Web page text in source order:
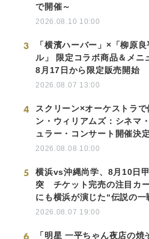
で開催～
2026.08.10 10:00
3
「横濱ハーバー」×「柳原
ル」 限定コラボ商品＆メ
8月17日から限定販売開始
2026.08.07 13:00
4
スクリーン×オーケストラで
ン・ウィリアムズ：シネマ
ュラー・コンサート開催決定
2026.08.08 10:00
5
横浜vs沖縄尚学、8月10日
突 チケット完売の注目カ
にも横浜が演じた“伝説の一
2026.08.07 19:00
6 「明星 一平ちゃん夜店の焼